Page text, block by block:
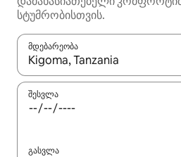
სტუმრობისთვის.
მდებარეობა
როცა შედეგები ხელმისაწვდომი
შესვლა
გასვლა